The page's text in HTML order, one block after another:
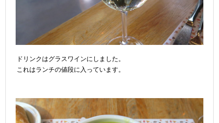
ドリンクはグラスワインにしました。
これはランチの値段に入っています。